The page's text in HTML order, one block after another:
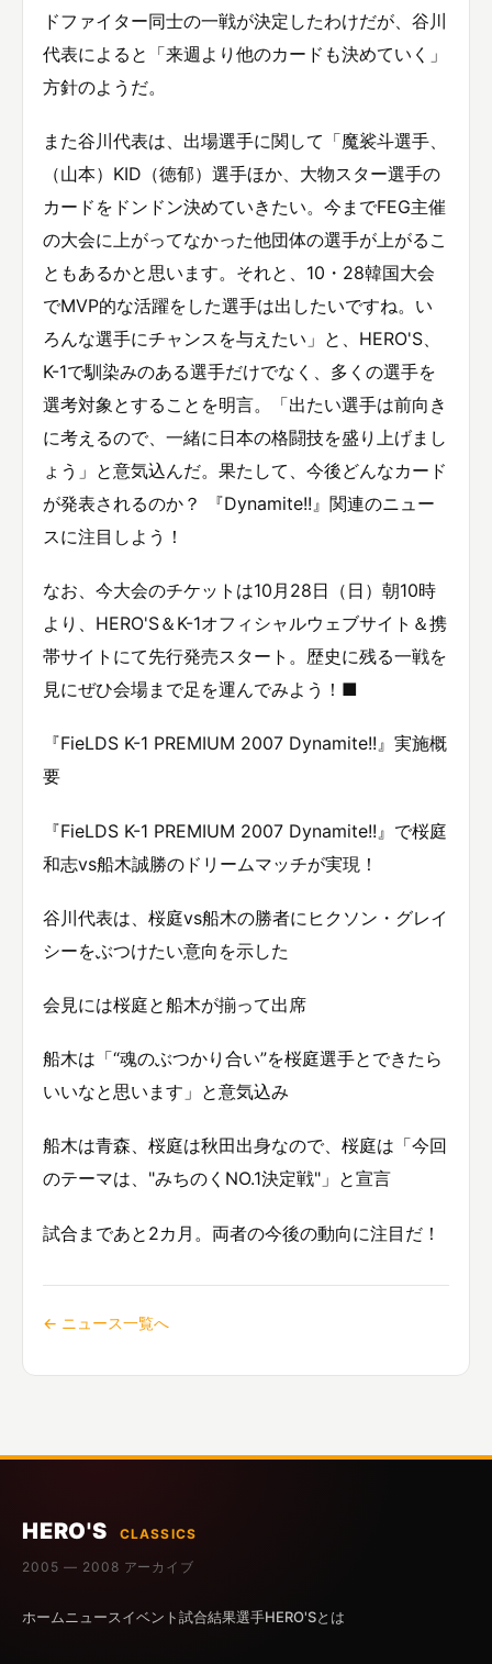
ドファイター同士の一戦が決定したわけだが、谷川
代表によると「来週より他のカードも決めていく」
方針のようだ。
また谷川代表は、出場選手に関して「魔裟斗選手、
（山本）KID（徳郁）選手ほか、大物スター選手の
カードをドンドン決めていきたい。今までFEG主催
の大会に上がってなかった他団体の選手が上がるこ
ともあるかと思います。それと、10・28韓国大会
でMVP的な活躍をした選手は出したいですね。い
ろんな選手にチャンスを与えたい」と、HERO'S、
K-1で馴染みのある選手だけでなく、多くの選手を
選考対象とすることを明言。「出たい選手は前向き
に考えるので、一緒に日本の格闘技を盛り上げまし
ょう」と意気込んだ。果たして、今後どんなカード
が発表されるのか？ 『Dynamite!!』関連のニュー
スに注目しよう！
なお、今大会のチケットは10月28日（日）朝10時
より、HERO'S＆K-1オフィシャルウェブサイト＆携
帯サイトにて先行発売スタート。歴史に残る一戦を
見にぜひ会場まで足を運んでみよう！■
『FieLDS K-1 PREMIUM 2007 Dynamite!!』実施概
要
『FieLDS K-1 PREMIUM 2007 Dynamite!!』で桜庭
和志vs船木誠勝のドリームマッチが実現！
谷川代表は、桜庭vs船木の勝者にヒクソン・グレイ
シーをぶつけたい意向を示した
会見には桜庭と船木が揃って出席
船木は「“魂のぶつかり合い”を桜庭選手とできたら
いいなと思います」と意気込み
船木は青森、桜庭は秋田出身なので、桜庭は「今回
のテーマは、"みちのくNO.1決定戦"」と宣言
試合まであと2カ月。両者の今後の動向に注目だ！
← ニュース一覧へ
HERO'S
CLASSICS
2005 — 2008 アーカイブ
ホームニュースイベント試合結果選手HERO'Sとは